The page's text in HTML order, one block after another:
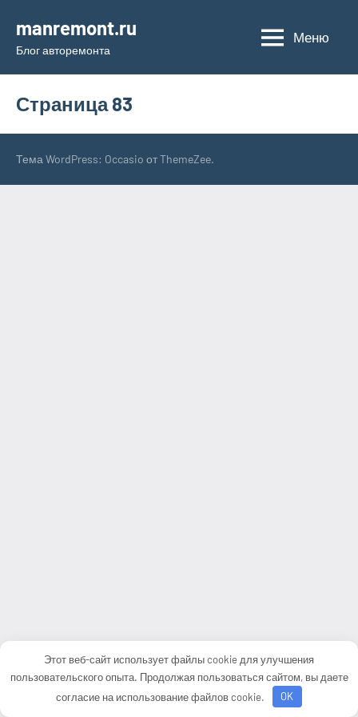
содержимому
manremont.ru
Блог авторемонта
Меню
Страница 83
Тема WordPress: Occasio от ThemeZee.
Этот веб-сайт использует файлы cookie для улучшения
пользовательского опыта. Продолжая пользоваться сайтом, вы даете
согласие на использование файлов cookie.
OK